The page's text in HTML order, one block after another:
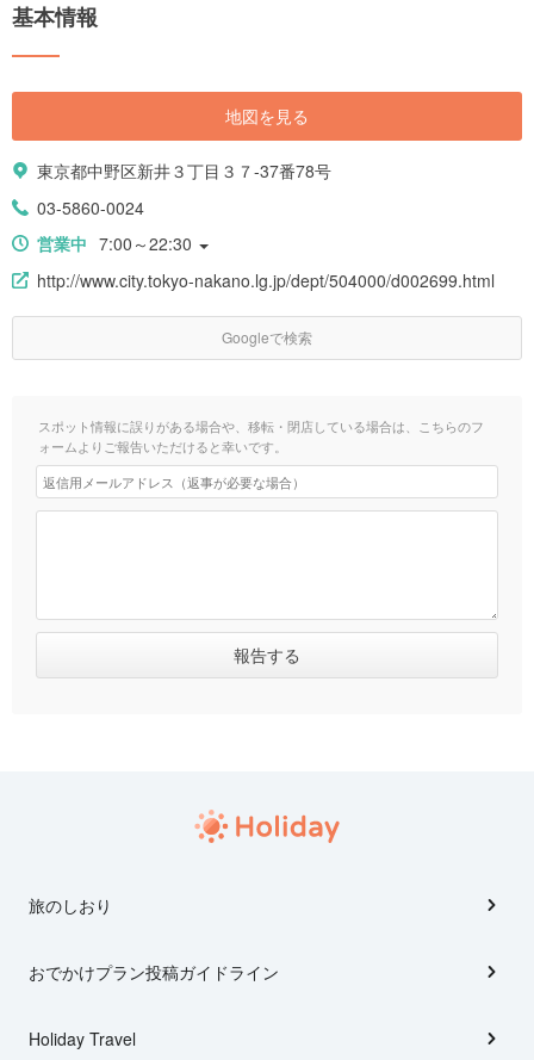
基本情報
地図を見る
東京都中野区新井３丁目３７-37番78号
03-5860-0024
営業中 7:00～22:30
http://www.city.tokyo-nakano.lg.jp/dept/504000/d002699.html
Googleで検索
スポット情報に誤りがある場合や、移転・閉店している場合は、こちらのフ
ォームよりご報告いただけると幸いです。
旅のしおり
おでかけプラン投稿ガイドライン
Holiday Travel